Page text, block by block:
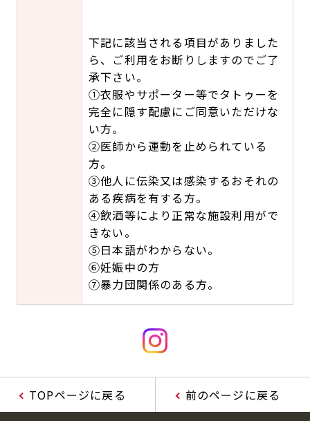
下記に該当される項目がありました
ら、ご利用をお断りしますのでご了
承下さい。
①衣服やサポーター等でタトゥーを
完全に隠す配慮にご同意いただけな
い方。
②医師から運動を止められている
方。
③他人に伝染又は感染するおそれの
ある疾病を有する方。
④飲酒等により正常な施設利用がで
きない。
⑤日本語がわからない。
⑥妊娠中の方
⑦暴力団関係のある方。
TOPページに戻る 前のページに戻る